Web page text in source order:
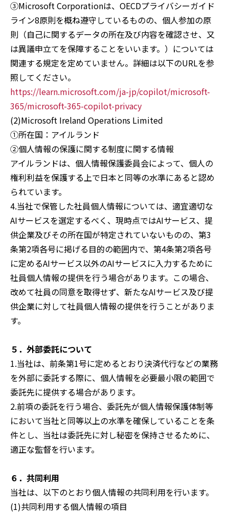
③Microsoft Corporationは、OECDプライバシーガイド
ライン8原則を概ね遵守しているものの、個人参加の原
則（自己に関するデータの所在及び内容を確認させ、又
は異議申立てを保障することをいいます。）については
関連する規定を定めていません。詳細は以下のURLを参
照してください。
https://learn.microsoft.com/ja-jp/copilot/microsoft-
365/microsoft-365-copilot-privacy
(2)Microsoft Ireland Operations Limited
①所在国：アイルランド
②個人情報の保護に関する制度に関する情報
アイルランドは、個人情報保護委員会によって、個人の
権利利益を保護する上で日本と同等の水準にあると認め
られています。
4.当社で保管した社員個人情報については、適宜適切な
AIサービスを選定するべく、現時点ではAIサービス、提
供企業及びその所在国が特定されていないものの、第3
条第2項各号に掲げる目的の範囲内で、第4条第2項各号
に定めるAIサービス以外のAIサービスに入力するために
社員個人情報の提供を行う場合があります。この場合、
改めて社員の同意を取得せず、新たなAIサービス及び提
供企業に対して社員個人情報の提供を行うことがありま
す。
５．外部委託について
1.当社は、前条第1号に定めるとおり決済代行などの業務
を外部に委託する際に、個人情報を必要最小限の範囲で
委託先に提供する場合があります。
2.前項の委託を行う場合、委託先が個人情報保護体制等
において当社と同等以上の水準を確保していることを条
件とし、当社は委託先に対し秘密を保持させるために、
適正な監督を行います。
６．共同利用
当社は、以下のとおり個人情報の共同利用を行います。
(1)共同利用する個人情報の項目